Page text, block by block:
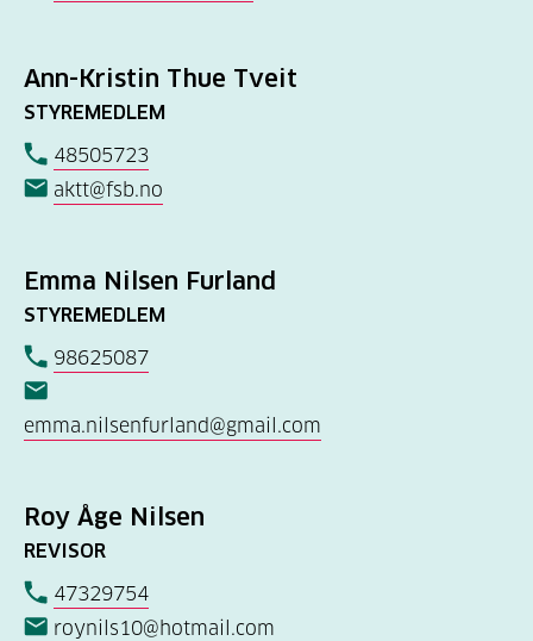
Ann-Kristin Thue Tveit
STYREMEDLEM
48505723
aktt@fsb.no
Emma Nilsen Furland
STYREMEDLEM
98625087
emma.nilsenfurland@gmail.com
Roy Åge Nilsen
REVISOR
47329754
roynils10@hotmail.com